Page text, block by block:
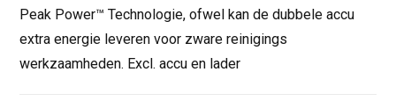
Peak Power™ Technologie, ofwel kan de dubbele accu
extra energie leveren voor zware reinigings
werkzaamheden. Excl. accu en lader